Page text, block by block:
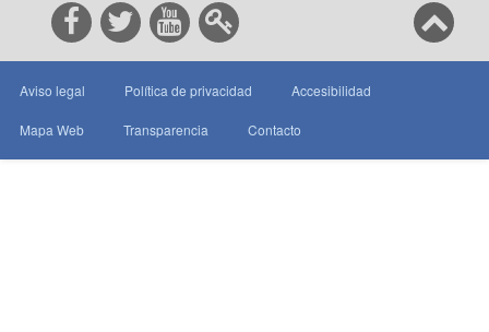
Aviso legal Política de privacidad Accesibilidad
Mapa Web Transparencia Contacto